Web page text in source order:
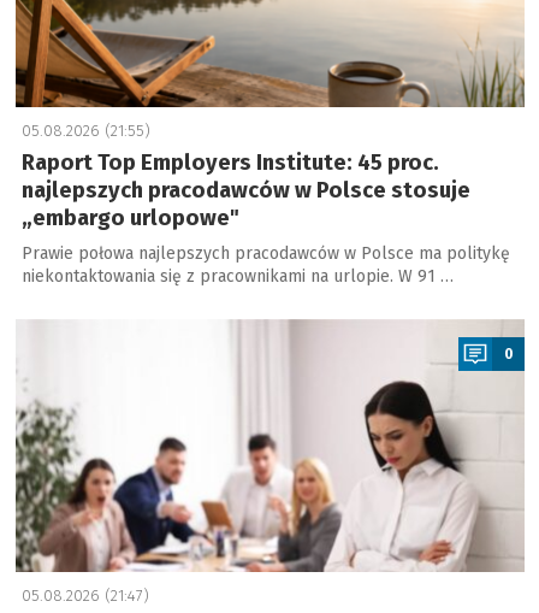
05.08.2026 (21:55)
Raport Top Employers Institute: 45 proc.
najlepszych pracodawców w Polsce stosuje
„embargo urlopowe"
Prawie połowa najlepszych pracodawców w Polsce ma politykę
niekontaktowania się z pracownikami na urlopie. W 91 …
0
05.08.2026 (21:47)